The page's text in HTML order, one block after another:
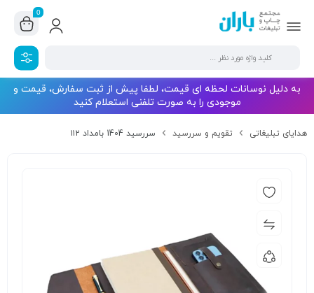
0
به دلیل نوسانات لحظه ای قیمت، لطفا پیش از ثبت سفارش، قیمت و
موجودی را به صورت تلفنی استعلام کنید
هدایای تبلیغاتی تقویم و سررسید سررسید 1404 بامداد ۱۱۲